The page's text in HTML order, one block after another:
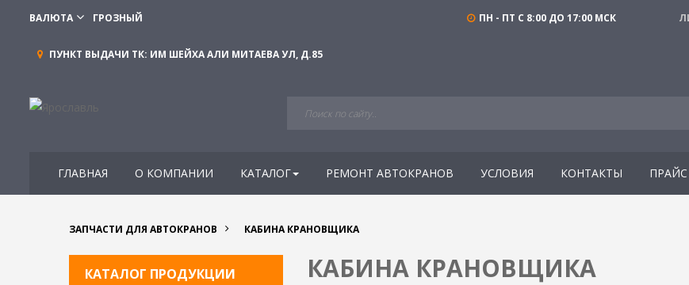
ВАЛЮТА ГРОЗНЫЙ
ПУНКТ ВЫДАЧИ ТК: ИМ ШЕЙХА АЛИ МИТАЕВА УЛ, Д.85
ПН - ПТ С 8:00 ДО 17:00 МСК
ГЛАВНАЯ О КОМПАНИИ КАТАЛОГ РЕМОНТ АВТОКРАНОВ УСЛОВИЯ КОНТАКТЫ ПРАЙС
ЗАПЧАСТИ ДЛЯ АВТОКРАНОВ КАБИНА КРАНОВЩИКА
КАТАЛОГ ПРОДУКЦИИ КАБИНА КРАНОВЩИКА